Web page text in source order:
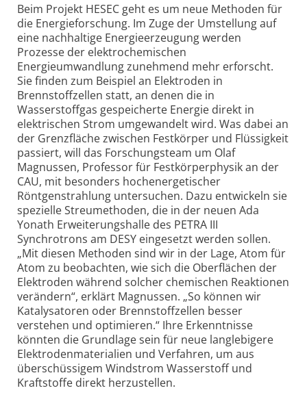
Beim Projekt HESEC geht es um neue Methoden für
die Energieforschung. Im Zuge der Umstellung auf
eine nachhaltige Energieerzeugung werden
Prozesse der elektrochemischen
Energieumwandlung zunehmend mehr erforscht.
Sie finden zum Beispiel an Elektroden in
Brennstoffzellen statt, an denen die in
Wasserstoffgas gespeicherte Energie direkt in
elektrischen Strom umgewandelt wird. Was dabei an
der Grenzfläche zwischen Festkörper und Flüssigkeit
passiert, will das Forschungsteam um Olaf
Magnussen, Professor für Festkörperphysik an der
CAU, mit besonders hochenergetischer
Röntgenstrahlung untersuchen. Dazu entwickeln sie
spezielle Streumethoden, die in der neuen Ada
Yonath Erweiterungshalle des PETRA III
Synchrotrons am DESY eingesetzt werden sollen.
„Mit diesen Methoden sind wir in der Lage, Atom für
Atom zu beobachten, wie sich die Oberflächen der
Elektroden während solcher chemischen Reaktionen
verändern“, erklärt Magnussen. „So können wir
Katalysatoren oder Brennstoffzellen besser
verstehen und optimieren.“ Ihre Erkenntnisse
könnten die Grundlage sein für neue langlebigere
Elektrodenmaterialien und Verfahren, um aus
überschüssigem Windstrom Wasserstoff und
Kraftstoffe direkt herzustellen.